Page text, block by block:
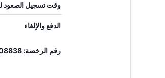
وقت تسجيل الصعود
الدفع والإلغاء
رقم الرخصة: 10008838